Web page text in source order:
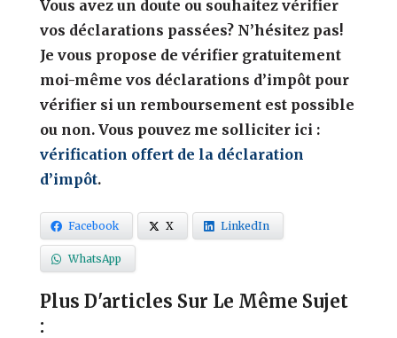
Vous avez un doute ou souhaitez vérifier
vos déclarations passées? N’hésitez pas!
Je vous propose de vérifier gratuitement
moi-même vos déclarations d’impôt pour
vérifier si un remboursement est possible
ou non. Vous pouvez me solliciter ici :
vérification offert de la déclaration
d’impôt.
Facebook X LinkedIn
WhatsApp
Plus D'articles Sur Le Même Sujet
: